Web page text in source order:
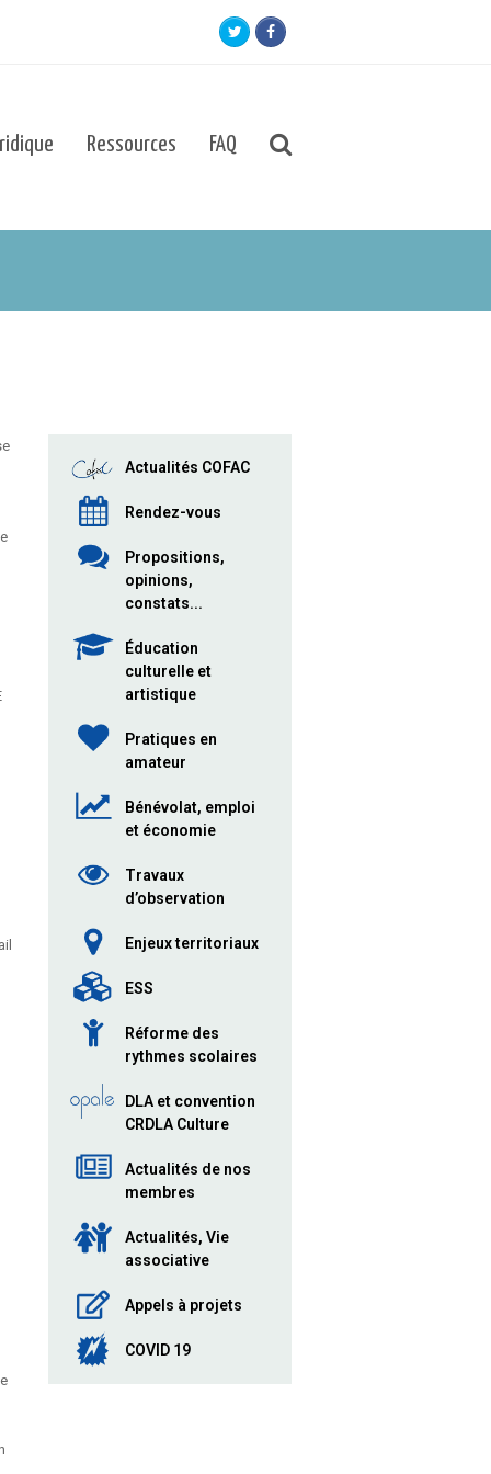
TwitterFacebook
Ressources FAQ
Actualités COFAC
Rendez-vous
Propositions,
opinions,
constats...
Éducation
culturelle et
artistique
Pratiques en
amateur
Bénévolat, emploi
et économie
Travaux
d’observation
Enjeux territoriaux
ESS
Réforme des
rythmes scolaires
DLA et convention
CRDLA Culture
Actualités de nos
membres
Actualités, Vie
associative
Appels à projets
COVID 19